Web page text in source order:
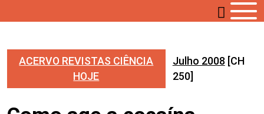
ACERVO REVISTAS CIÊNCIA
HOJE
Julho 2008 [CH
250]